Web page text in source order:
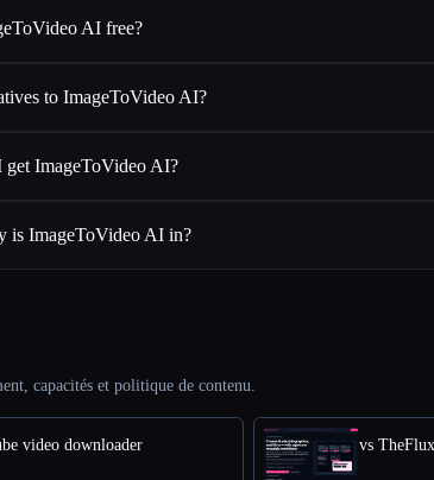
AI free?
to ImageToVideo AI?
get ImageToVideo AI?
is ImageToVideo AI in?
capacités et politique de contenu.
video downloader vs